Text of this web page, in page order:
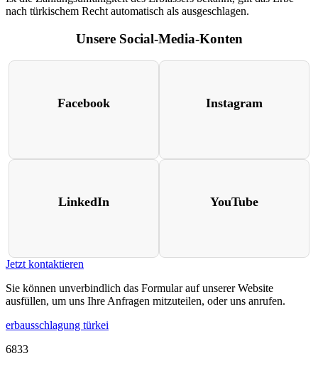
nach türkischem Recht automatisch als ausgeschlagen.
Unsere Social-Media-Konten
Facebook Instagram
LinkedIn YouTube
Jetzt kontaktieren
Sie können unverbindlich das Formular auf unserer Website
ausfüllen, um uns Ihre Anfragen mitzuteilen, oder uns anrufen.
erbausschlagung türkei
6833